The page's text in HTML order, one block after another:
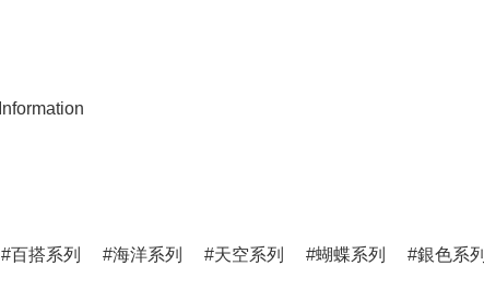
百搭系列 海洋系列 天空系列 蝴蝶系列 銀色系列